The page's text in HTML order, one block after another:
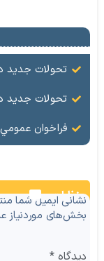
تحولات جدید در
تحولات جدید در
فراخوان عمومي نوبت خرید ۱۵ دستگاه خودرو وارداتی تویوتا رافور هیبرید
نظرات
نشانی ایمیل شما
بخش‌های موردنیاز
دیدگاه*